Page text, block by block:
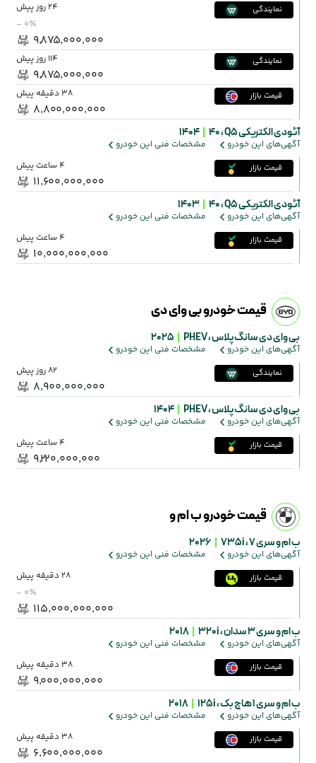
نمایندگی 24 روز پیش
- ۰٪
۹٬۸۷۵٬۰۰۰٬۰۰۰
نمایندگی 114 روز پیش
۹٬۸۷۵٬۰۰۰٬۰۰۰
قیمت بازار 38 دقیقه پیش
۸٬۸۰۰٬۰۰۰٬۰۰۰
آئودی الکتریکی Q5 ، ۴۰ 1404
آگهی‌های این خودرو مشخصات فنی این خودرو
قیمت بازار 4 ساعت پیش
۱۱٬۶۰۰٬۰۰۰٬۰۰۰
آئودی الکتریکی Q5 ، ۴۰ 1403
آگهی‌های این خودرو مشخصات فنی این خودرو
قیمت بازار 4 ساعت پیش
۱۰٬۰۰۰٬۰۰۰٬۰۰۰
قیمت خودرو بی وای دی
بی وای دی سانگ پلاس ،PHEV
2025
آگهی‌های این خودرو مشخصات فنی این خودرو
نمایندگی 82 روز پیش
۸٬۹۰۰٬۰۰۰٬۰۰۰
بی وای دی سانگ پلاس ،PHEV
1404
آگهی‌های این خودرو مشخصات فنی این خودرو
قیمت بازار 4 ساعت پیش
۹٬۲۲۰٬۰۰۰٬۰۰۰
قیمت خودرو ب ام و
ب ام و سری 7 ، 735i
2026
آگهی‌های این خودرو مشخصات فنی این خودرو
قیمت بازار 28 دقیقه پیش
- ۰٪
۱۱۵٬۰۰۰٬۰۰۰٬۰۰۰
ب ام و سری 3 سدان ، 320i
2018
آگهی‌های این خودرو مشخصات فنی این خودرو
قیمت بازار 38 دقیقه پیش
۹٬۰۰۰٬۰۰۰٬۰۰۰
ب ام و سری 1 هاچ بک ، 125i
2018
آگهی‌های این خودرو مشخصات فنی این خودرو
قیمت بازار 38 دقیقه پیش
۶٬۶۰۰٬۰۰۰٬۰۰۰